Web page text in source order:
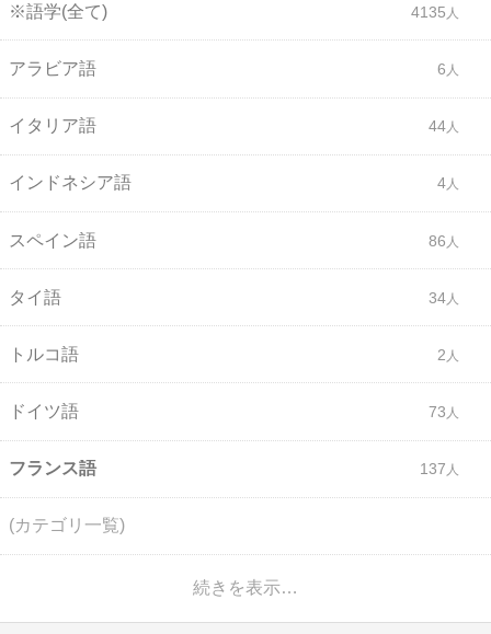
※語学(全て) 4135
アラビア語 6
イタリア語 44
インドネシア語 4
スペイン語 86
タイ語 34
トルコ語 2
ドイツ語 73
フランス語 137
(カテゴリ一覧)
続きを表示…